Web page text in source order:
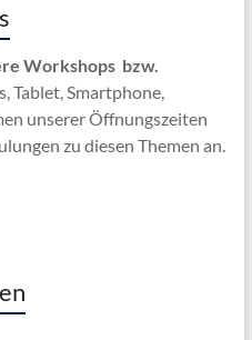
Workshops bzw.
Tablet, Smartphone,
unserer Öffnungszeiten
zu diesen Themen an.